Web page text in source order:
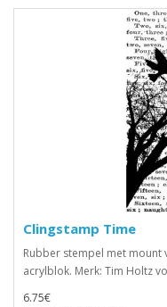
Clingstamp Time
Rubber stempel met mount
acrylblok. Merk: Tim Holtz
6.75€